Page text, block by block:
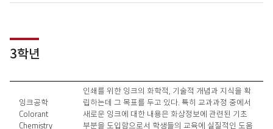
3학년
잉크공학
Colorant
Chemistry
인쇄를 위한 잉크의 화학적, 기술적 개념과 지식을 확
립하는데 그 목표를 두고 있다. 특히 교과과정 중에서
새로운 잉크에 대한 내용은 화상정보에 관련된 기초
부분을 도입함으로서 학생들의 교육에 실질적인 도움